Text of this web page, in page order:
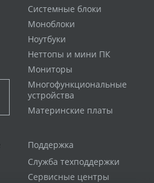
Системные блоки
Моноблоки
Ноутбуки
Неттопы и мини ПК
Мониторы
Многофункциональные
устройства
Материнские платы
Поддержка
Служба техподдержки
Сервисные центры